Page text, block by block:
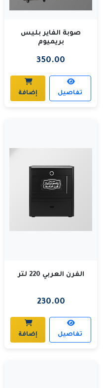
صوبة الفاير بليس
بريميوم
350.00
تفاصيل إضافة
الفرن العربي 220 لتر
230.00
تفاصيل إضافة